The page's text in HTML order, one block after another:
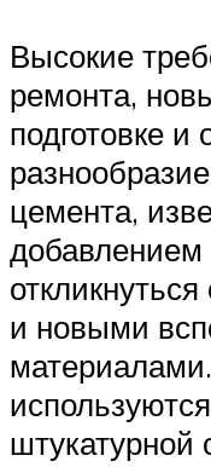
Высокие
ремонта,
подготовке и
цемента,
добавлением
и новыми
штукатурной